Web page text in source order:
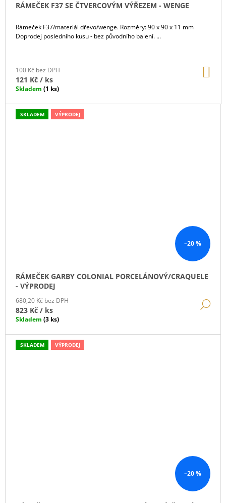
RÁMEČEK F37 SE ČTVERCOVÝM VÝŘEZEM - WENGE
Rámeček F37/materiál dřevo/wenge. Rozměry: 90 x 90 x 11 mm
Doprodej posledního kusu - bez původního balení. ...
100 Kč bez DPH
121 Kč / ks
Skladem (1 ks)
–20 %
SKLADEM VÝPRODEJ
RÁMEČEK GARBY COLONIAL PORCELÁNOVÝ/CRAQUELE
- VÝPRODEJ
680,20 Kč bez DPH
823 Kč / ks
Skladem (3 ks)
–20 %
SKLADEM VÝPRODEJ